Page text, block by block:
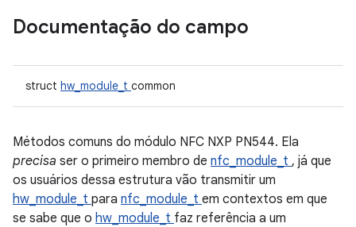
Documentação do campo
struct hw_module_t common
Métodos comuns do módulo NFC NXP PN544. Ela
precisa ser o primeiro membro de nfc_module_t , já que
os usuários dessa estrutura vão transmitir um
hw_module_t para nfc_module_t em contextos em que
se sabe que o hw_module_t faz referência a um